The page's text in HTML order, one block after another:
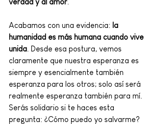
verdad y al amor
Acabamos con una evidencia: la
humanidad es más humana cuando vive
unida . Desde esa postura, vemos
claramente que nuestra esperanza es
siempre y esencialmente también
esperanza para los otros; solo así será
realmente esperanza también para mí.
Serás solidario si te haces esta
pregunta: ¿Cómo puedo yo salvarme?